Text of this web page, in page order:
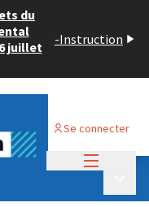
du
juillet
-Instruction
Se connecter